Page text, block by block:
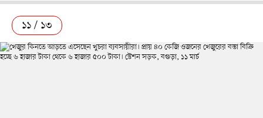
১১ / ১৩